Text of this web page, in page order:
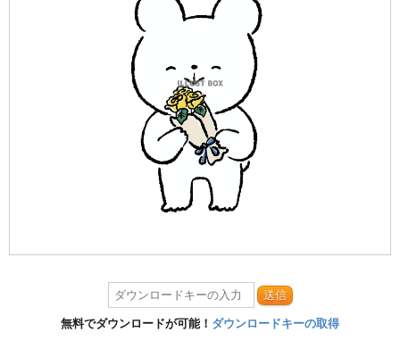
送信
無料でダウンロードが可能！ ダウンロードキーの取得